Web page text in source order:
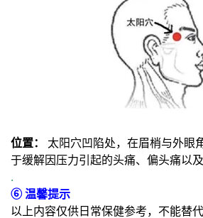
位置：
太阳穴凹陷处，在眉梢与外眼
于缓解因压力引起的头痛、偏头痛以
.
⑥ 温馨提示
以上内容仅供日常保健参考，不能替